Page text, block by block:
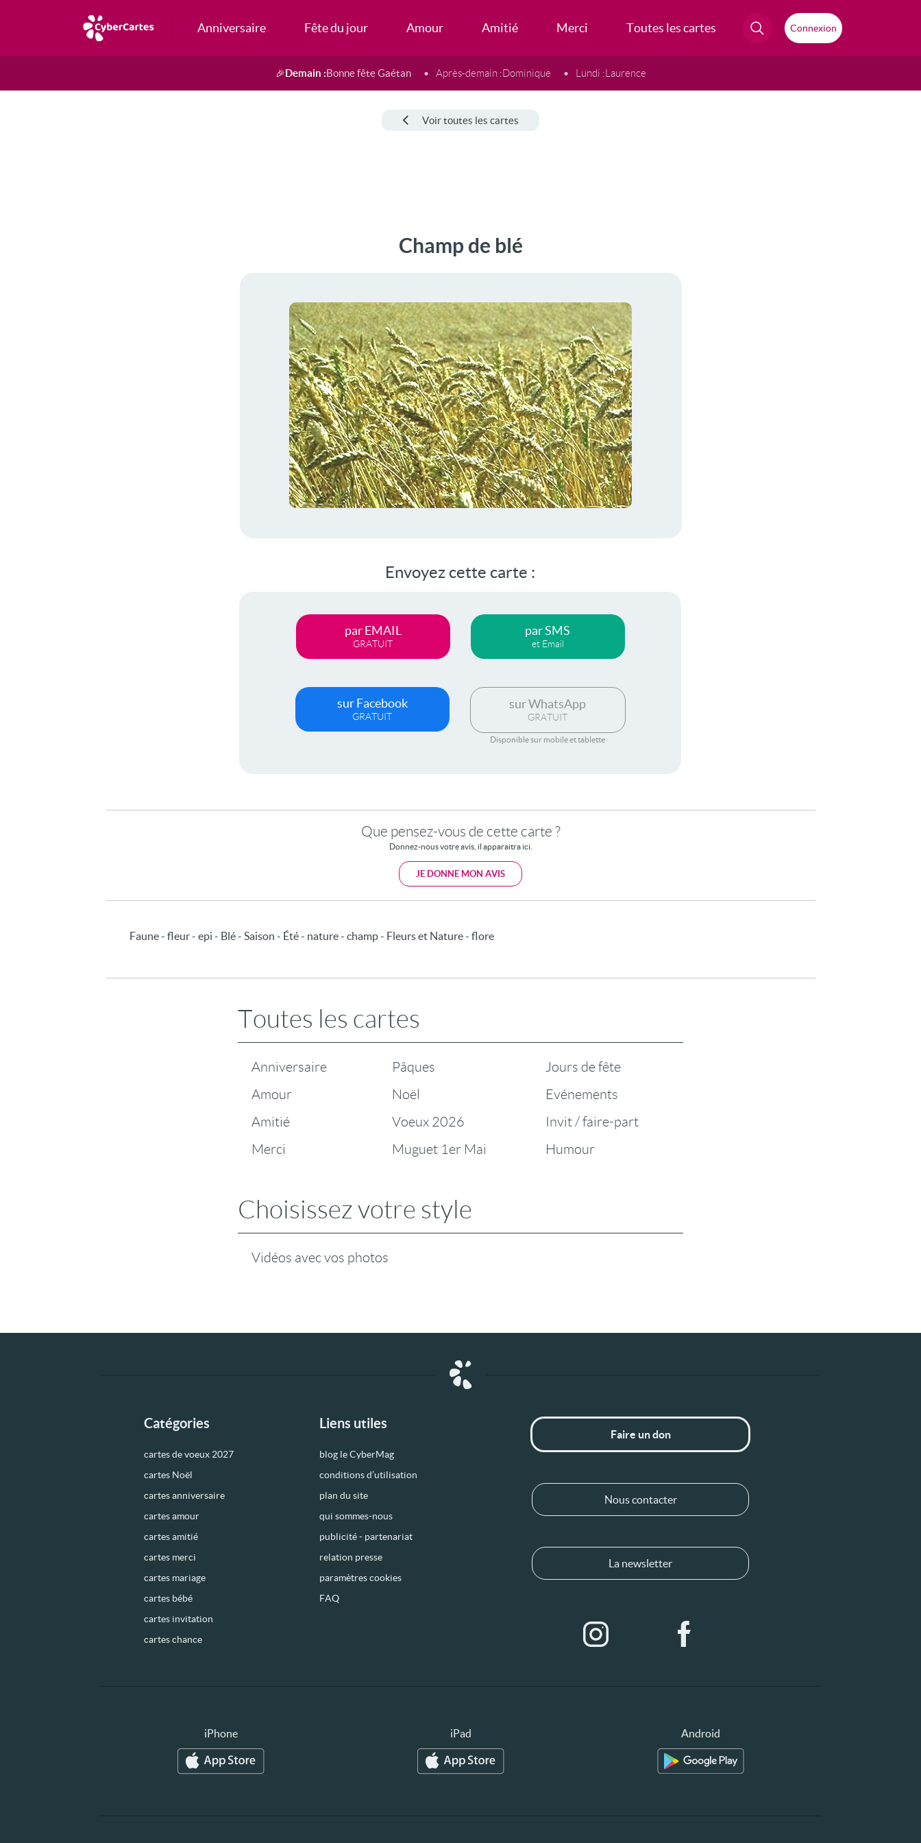
Anniversaire Fête du jour Amour Amitié Merci Toutes les cartes Connexion
🎉Demain :Bonne fête Gaétan Après-demain :Dominique Lundi :Laurence
Voir toutes les cartes
Champ de blé
Envoyez cette carte :
par EMAIL
GRATUIT
par SMS
et Email
sur Facebook
GRATUIT
sur WhatsApp
GRATUIT
Disponible sur mobile et tablette
Que pensez-vous de cette carte ?
Donnez-nous votre avis, il apparaitra ici.
JE DONNE MON AVIS
Faune - fleur - epi - Blé - Saison - Été - nature - champ - Fleurs et Nature - flore
Toutes les cartes
Anniversaire
Amour
Amitié
Merci
Pâques
Noël
Voeux 2026
Muguet 1er Mai
Jours de fête
Evénements
Invit / faire-part
Humour
Choisissez votre style
Vidéos avec vos photos
Catégories
cartes de voeux 2027
cartes Noël
cartes anniversaire
cartes amour
cartes amitié
cartes merci
cartes mariage
cartes bébé
cartes invitation
cartes chance
Liens utiles
blog le CyberMag
conditions d’utilisation
plan du site
qui sommes-nous
publicité - partenariat
relation presse
paramètres cookies
FAQ
Faire un don
Nous contacter
La newsletter
iPhone iPad Android